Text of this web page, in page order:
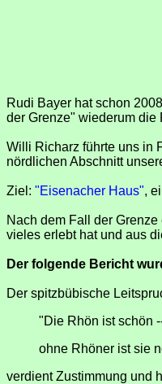
Rudi Bayer hat schon
der Grenze" wiederum die
Willi Richarz führte uns in
nördlichen Abschnitt
Ziel: "Eisenacher Haus",
Nach dem Fall der
vieles erlebt hat und aus
Der folgende Bericht
Der spitzbübische
"Die Rhön ist schön
ohne Rhöner ist sie
verdient Zustimmung und